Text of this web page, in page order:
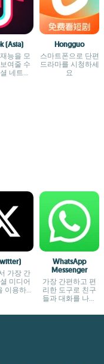
(Asia)
능을 모
여줄 수
네트워
Hongguo
스마트폰으로 단편
드라마를 시청하세
요
가장 간
미디어
이용하세
WhatsApp
Messenger
가장 간편하고 편
리한 도구로 친구
들과 대화를 나누